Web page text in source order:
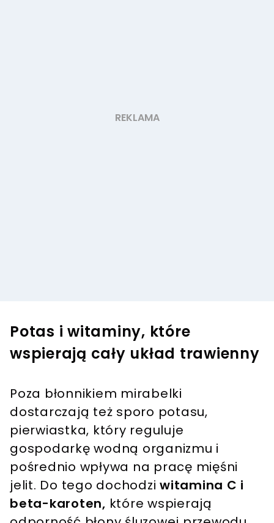
Potas i witaminy, które
wspierają cały układ trawienny
Poza błonnikiem mirabelki
dostarczają też sporo potasu,
pierwiastka, który reguluje
gospodarkę wodną organizmu i
pośrednio wpływa na pracę mięśni
jelit. Do tego dochodzi witamina C i
beta-karoten, które wspierają